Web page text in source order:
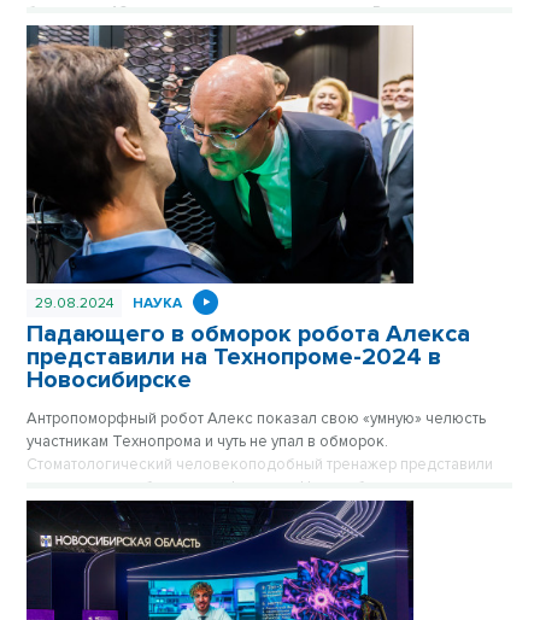
более чем 40 стран мира и десятков регионов России, станет
мегасайенс-проект «Сибирский кольцевой источник фотонов»
(СКИФ) и его роль в достижении технологического лидерства
страны.
29.08.2024 НАУКА
Падающего в обморок робота Алекса
представили на Технопроме-2024 в
Новосибирске
Антропоморфный робот Алекс показал свою «умную» челюсть
участникам Технопрома и чуть не упал в обморок.
Стоматологический человекоподобный тренажер представили
пермские разработчики на форуме в Новосибирске.